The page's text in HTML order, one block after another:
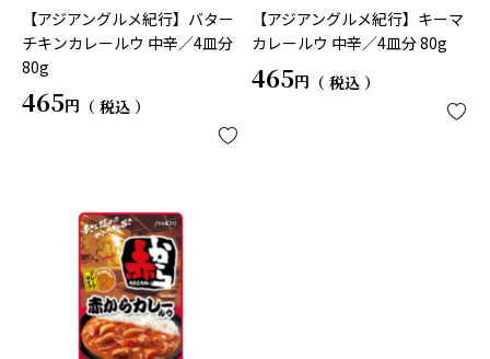
【アジアングルメ紀行】バター
チキンカレールウ 中辛／4皿分
80g
465 税込
【アジアングルメ紀行】キーマ
カレールウ 中辛／4皿分 80g
465 税込